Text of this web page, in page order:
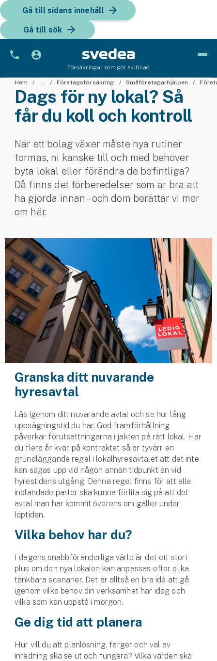
Gå till sidans innehåll
Gå till sök
Försäkringar som gör skillnad
Bil
Bilförsäkring
Fordon
Snöskoterförsäkring
ATV-försäkring
Släpvagnsförsäkring
Husvagnsförsäkring
Motorcykel
Mc-försäkring
Märkesförsäkringar
Båt
Båtförsäkring
Märkesförsäkringar
Vattenskoterförsäkring
Djur
Hundförsäkring
Jakthundsförsäkring
Kattförsäkring
Djurförsäkring
Villaförsäkring
Bostadsrättsförsäkring
Hyresrättsförsäkring
Fritidshusförsäkring
Företag
Hem ... Företagsförsäkring Småföretagarhjälpen
Dags för ny lokal? Så
får du koll och kontroll
När ett bolag växer måste nya rutiner
formas, ni kanske till och med behöver
byta lokal eller förändra de befintliga?
Då finns det förberedelser som är bra att
ha gjorda innan – och dom berättar vi mer
om här.
Granska ditt nuvarande
hyresavtal
Läs igenom ditt nuvarande avtal och se hur lång
uppsägningstid du har. God framförhållning
påverkar förutsättningarna i jakten på rätt lokal. Har
du flera år kvar på kontraktet så är tyvärr en
grundläggande regel i lokalhyresavtalet att det inte
kan sägas upp vid någon annan tidpunkt än vid
hyrestidens utgång. Denna regel finns för att alla
inblandade parter ska kunna förlita sig på att det
avtal man har kommit överens om gäller under
löptiden.
Vilka behov har du?
I dagens snabbföränderliga värld är det ett stort
plus om den nya lokalen kan anpassas efter olika
tänkbara scenarier. Det är alltså en bra idé att gå
igenom vilka behov din verksamhet har idag och
vilka som kan uppstå i morgon.
Ge dig tid att planera
Hur vill du att planlösning, färger och val av
inredning ska se ut och fungera? Vilka värden ska